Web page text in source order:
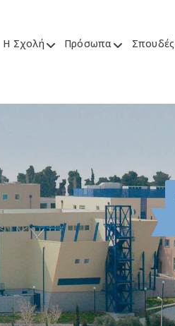
Η Σχολή Πρόσωπα Σπουδές